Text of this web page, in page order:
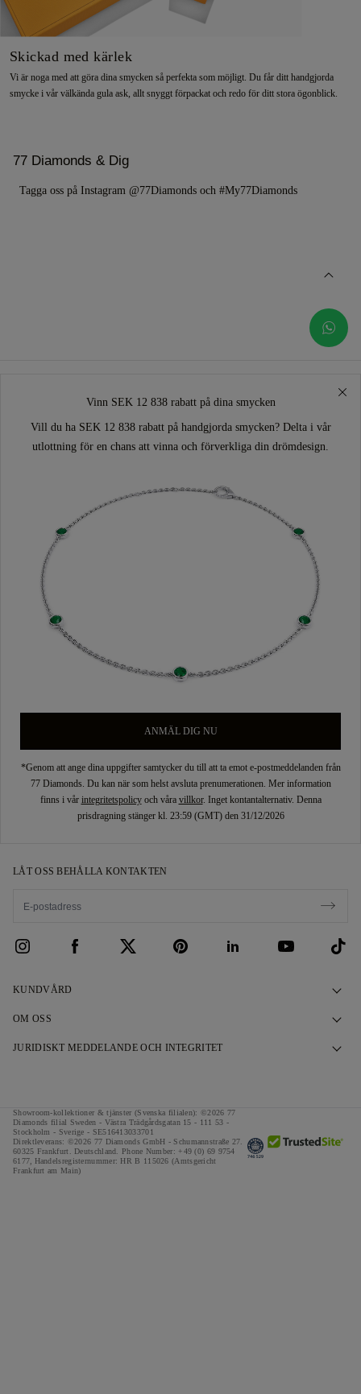
Skickad med kärlek
Vi är noga med att göra dina smycken så perfekta som möjligt. Du får ditt handgjorda
smycke i vår välkända gula ask, allt snyggt förpackat och redo för ditt stora ögonblick.
77 Diamonds & Dig
Tagga oss på Instagram @77Diamonds och #My77Diamonds
Vinn SEK 12 838 rabatt på dina smycken
Vill du ha SEK 12 838 rabatt på handgjorda smycken? Delta i vår
utlottning för en chans att vinna och förverkliga din drömdesign.
ANMÄL DIG NU
*Genom att ange dina uppgifter samtycker du till att ta emot e-postmeddelanden från
77 Diamonds. Du kan när som helst avsluta prenumerationen. Mer information
finns i vår integritetspolicyoch våra villkor. Inget kontantalternativ. Denna
prisdragning stänger kl. 23:59 (GMT) den 31/12/2026
LÅT OSS BEHÅLLA KONTAKTEN
KUNDVÅRD
Kontakta oss
Finansregler och villkor
Skatt- och tullberäknare
Speciella erbjudanden
OM OSS
Vår Historia
Ansvarsfull Anskaffning
Media
Utmärkelser
JURIDISKT MEDDELANDE OCH INTEGRITET
Regler och villkor
Impressum
Showroom-kollektioner & tjänster (Svenska filialen): ©2026 77
Diamonds filial Sweden - Västra Trädgårdsgatan 15 - 111 53 -
Stockholm - Sverige - SE516413033701
Direktleverans: ©2026 77 Diamonds GmbH - Schumannstraße 27.
60325 Frankfurt. Deutschland. Phone Number: +49 (0) 69 9754
6177,
Handelsregisternummer: HR B 115026 (Amtsgericht
Frankfurt am Main)